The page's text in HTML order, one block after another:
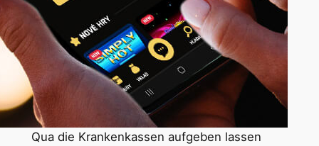
Qua die Krankenkassen aufgeben lassen